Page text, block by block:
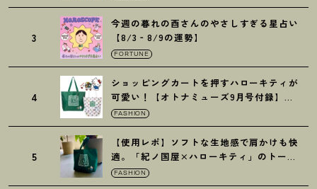
3
今週の暮れの酉さんのやさしすぎる星占い
【8/3‐8/9の運勢】
FORTUNE
4
ショッピングカートを押すハローキティが
可愛い ！
【オトナミューズ9月号付録】紀
ノ国屋バッグ
FASHION
5
【使用レポ】ソフトな生地感で肩かけも快
適。「紀ノ国屋×ハローキティ」のトート
がガシガシ使えて最高です
FASHION